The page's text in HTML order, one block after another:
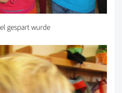
gespart wurde